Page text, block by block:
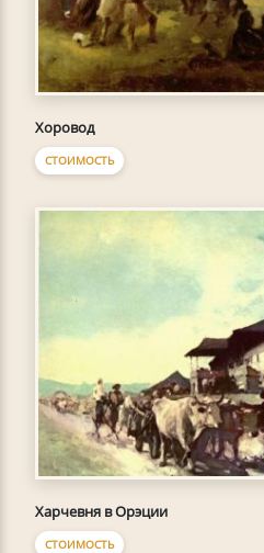
Хоровод
СТОИМОСТЬ
Харчевня в Орэции
СТОИМОСТЬ